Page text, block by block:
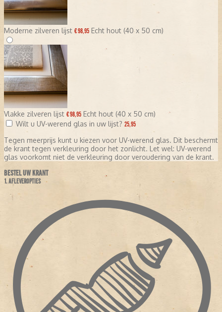
Moderne zilveren lijst € 98,95 Echt hout (40 x 50 cm)
Vlakke zilveren lijst € 98,95 Echt hout (40 x 50 cm)
Wilt u UV-werend glas in uw lijst? 25,95
Tegen meerprijs kunt u kiezen voor UV-werend glas. Dit beschermt
de krant tegen verkleuring door het zonlicht. Let wel: UV-werend
glas voorkomt niet de verkleuring door veroudering van de krant.
BESTEL UW KRANT
1. AFLEVEROPTIES